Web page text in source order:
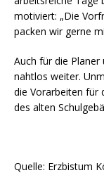
motiviert: „Die
packen wir gerne
Auch für die
nahtlos weiter.
die Vorarbeiten für
des alten
Quelle: Erzbistum